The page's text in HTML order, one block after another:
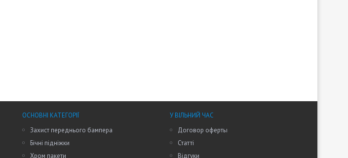
ОСНОВНІ КАТЕГОРІЇ
Захист переднього бампера
Бічні підніжки
Хром пакети
У ВІЛЬНИЙ ЧАС
Договор оферты
Статті
Відгуки